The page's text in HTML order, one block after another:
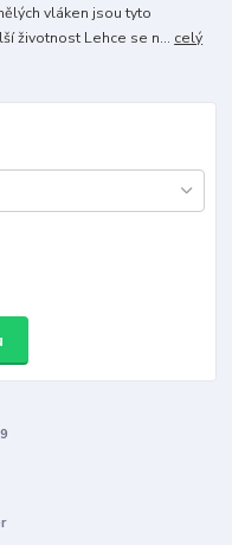
vláken jsou tyto
životnost Lehce se n... celý